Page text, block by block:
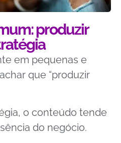
produzir
em pequenas e
que “produzir
o conteúdo tende
do negócio.